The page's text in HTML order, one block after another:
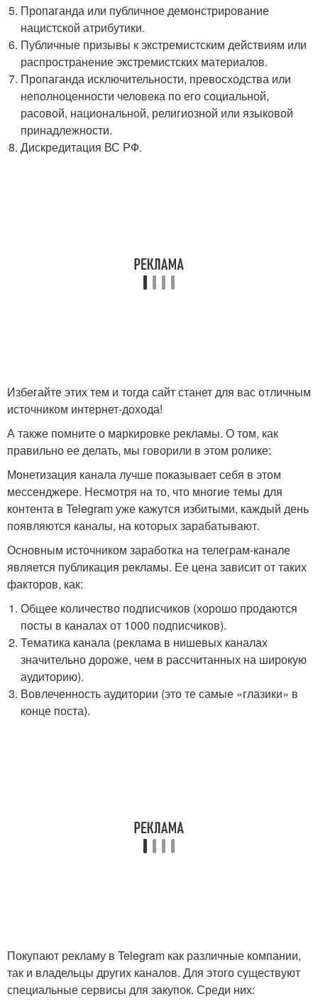
Пропаганда или публичное демонстрирование
нацистской атрибутики.
Публичные призывы к экстремистским действиям или
распространение экстремистских материалов.
Пропаганда исключительности, превосходства или
неполноценности человека по его социальной,
расовой, национальной, религиозной или языковой
принадлежности.
Дискредитация ВС РФ.
Избегайте этих тем и тогда сайт станет для вас отличным
источником интернет-дохода!
А также помните о маркировке рекламы. О том, как
правильно ее делать, мы говорили в этом ролике:
Монетизация канала лучше показывает себя в этом
мессенджере. Несмотря на то, что многие темы для
контента в Telegram уже кажутся избитыми, каждый день
появляются каналы, на которых зарабатывают.
Основным источником заработка на телеграм-канале
является публикация рекламы. Ее цена зависит от таких
факторов, как:
Общее количество подписчиков (хорошо продаются
посты в каналах от 1000 подписчиков).
Тематика канала (реклама в нишевых каналах
значительно дороже, чем в рассчитанных на широкую
аудиторию).
Вовлеченность аудитории (это те самые «глазики» в
конце поста).
Покупают рекламу в Telegram как различные компании,
так и владельцы других каналов. Для этого существуют
специальные сервисы для закупок. Среди них: